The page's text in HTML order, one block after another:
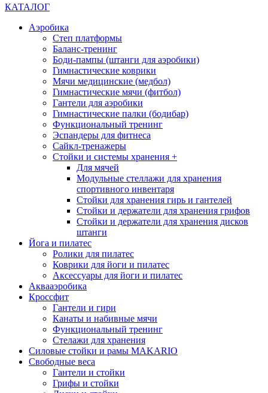
КАТАЛОГ
Аэробика
Степ платформы
Баланс-тренинг
Боди-пампы (штанги для аэробики)
Гимнастические коврики
Мячи медицинские (медбол)
Гимнастические мячи (фитбол)
Гантели для аэробики
Гимнастические палки (бодибар)
Функциональный тренинг
Эспандеры для фитнеса
Сайкл-тренажеры
Стойки и системы хранения +
Для мячей
Модульные стеллажи для хранения
спортивного инвентаря
Стойки для хранения гирь и гантелей
Стойки и держатели для хранения грифов
Стойки и держатели для хранения дисков
штанги
Йога и пилатес
Ролики для пилатес
Коврики для йоги и пилатес
Аксессуары для йоги и пилатес
Аквааэробика
Кроссфит
Гантели и гири
Канаты и набивные мячи
Функциональный тренинг
Стелажи для хранения
Силовые стойки и рамы MAKARIO
Свободные веса
Гантели и стойки
Грифы и стойки